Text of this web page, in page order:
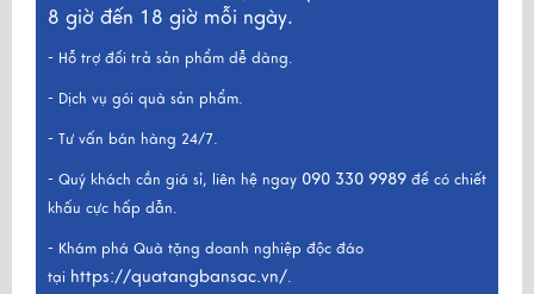
8 giờ đến 18 giờ mỗi ngày.
- Hỗ trợ đổi trả sản phẩm dễ dàng.
- Dịch vụ gói quà sản phẩm.
- Tư vấn bán hàng 24/7.
- Quý khách cần giá sỉ, liên hệ ngay 090 330 9989 để có chiết
khấu cực hấp dẫn.
- Khám phá Quà tặng doanh nghiệp độc đáo
tại https://quatangbansac.vn/.